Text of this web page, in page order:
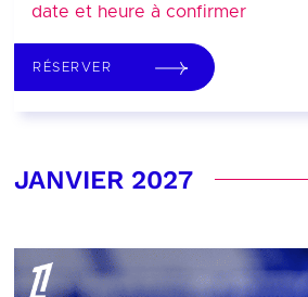
date et heure à confirmer
RÉSERVER
JANVIER 2027